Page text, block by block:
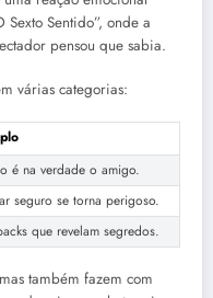
Sentido”, onde a
pensou que sabia.
várias categorias:
é na verdade o amigo.
seguro se torna perigoso.
que revelam segredos.
também fazem com